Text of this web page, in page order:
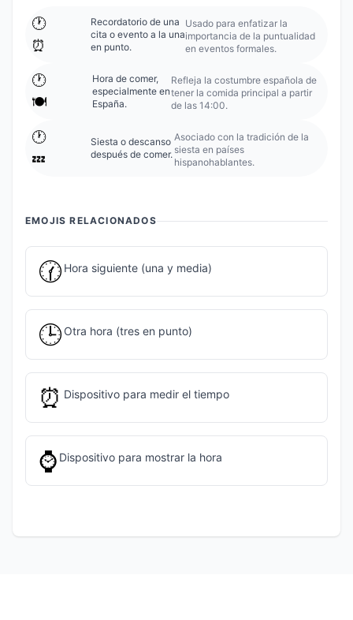
🕐️
⏰
Recordatorio de una
cita o evento a la una
en punto.
Usado para enfatizar la
importancia de la puntualidad
en eventos formales.
🕐️
🍽️
Hora de comer,
especialmente en
España.
Refleja la costumbre española de
tener la comida principal a partir
de las 14:00.
🕐️
💤
Siesta o descanso
después de comer.
Asociado con la tradición de la
siesta en países
hispanohablantes.
EMOJIS RELACIONADOS
🕜️ Hora siguiente (una y media)
🕒️ Otra hora (tres en punto)
⏰ Dispositivo para medir el tiempo
⌚ Dispositivo para mostrar la hora